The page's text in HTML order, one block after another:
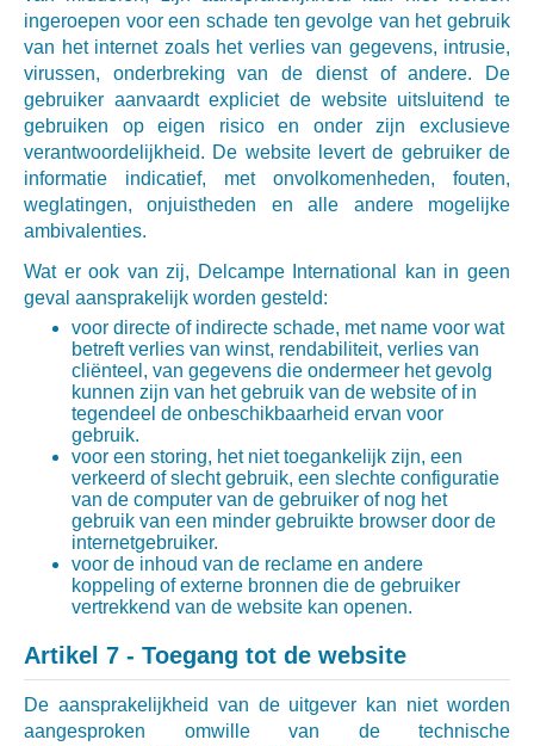
ingeroepen voor een schade ten gevolge van het gebruik
van het internet zoals het verlies van gegevens, intrusie,
virussen, onderbreking van de dienst of andere. De
gebruiker aanvaardt expliciet de website uitsluitend te
gebruiken op eigen risico en onder zijn exclusieve
verantwoordelijkheid. De website levert de gebruiker de
informatie indicatief, met onvolkomenheden, fouten,
weglatingen, onjuistheden en alle andere mogelijke
ambivalenties.
Wat er ook van zij, Delcampe International kan in geen
geval aansprakelijk worden gesteld:
voor directe of indirecte schade, met name voor wat
betreft verlies van winst, rendabiliteit, verlies van
cliënteel, van gegevens die ondermeer het gevolg
kunnen zijn van het gebruik van de website of in
tegendeel de onbeschikbaarheid ervan voor
gebruik.
voor een storing, het niet toegankelijk zijn, een
verkeerd of slecht gebruik, een slechte configuratie
van de computer van de gebruiker of nog het
gebruik van een minder gebruikte browser door de
internetgebruiker.
voor de inhoud van de reclame en andere
koppeling of externe bronnen die de gebruiker
vertrekkend van de website kan openen.
Artikel 7 - Toegang tot de website
De aansprakelijkheid van de uitgever kan niet worden
aangesproken omwille van de technische